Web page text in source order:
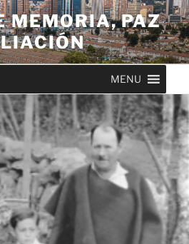
MEMORIA, PAZ
MENU